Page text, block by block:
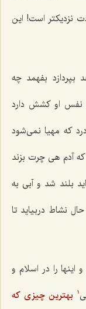
نزدیکتر است! این
بفهمد چه
نفس او کشش دارد
که مهیا نمی‌شود
آدم هی چرت بزند
بلند شد و آبی به
نشاط دربیاید تا
را در اسلام و
1
بهترین چیزی که